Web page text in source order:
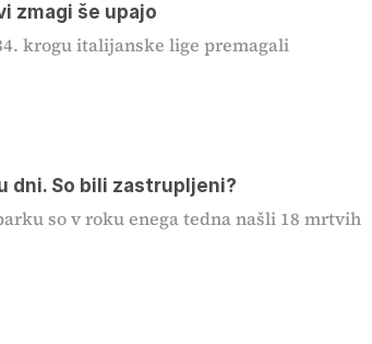
zmagi še upajo
krogu italijanske lige premagali
dni. So bili zastrupljeni?
so v roku enega tedna našli 18 mrtvih